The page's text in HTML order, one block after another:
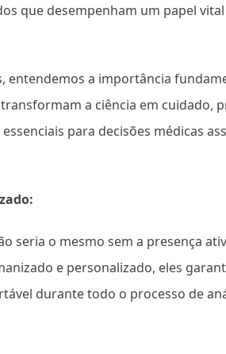
que desempenham um papel
entendemos a importância
a ciência em cuidado,
para decisões médicas
seria o mesmo sem a presença
e personalizado, eles
durante todo o processo de